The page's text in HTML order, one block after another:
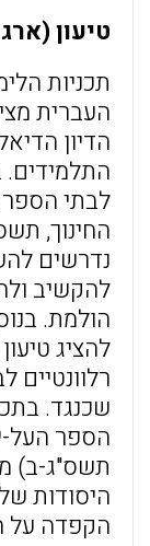
טיעון
תכניות
העברית
הדיון
התלמידים.
לבתי
החינוך,
נדרשים
להקשיב
הולמת.
להציג
רלוונטיים
שכנגד.
הספר העל-
תשס"ג-ב)
היסודות
הקפדה על